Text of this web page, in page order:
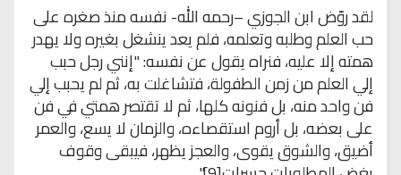
لقد روّض ابن الجوزي –رحمه الله- نفسه منذ صغره على
حب العلم وطلبه وتعلمه، فلم يعد ينشغل بغيره ولا يهدر
همته إلا عليه، فنراه يقول عن نفسه: "إنني رجل حبب
إلي العلم من زمن الطفولة، فتشاغلت به، ثم لم يحبب إلي
فن واحد منه، بل فنونه كلها، ثم لا تقتصر همتي في فن
على بعضه، بل أروم استقصاءه، والزمان لا يسع، والعمر
أضيق، والشوق يقوى، والعجز يظهر، فيبقى وقوف